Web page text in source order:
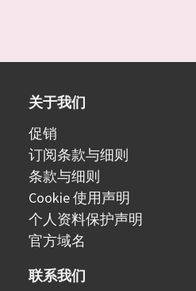
关于我们
促销
订阅条款与细则
条款与细则
Cookie 使用声明
个人资料保护声明
官方域名
联系我们